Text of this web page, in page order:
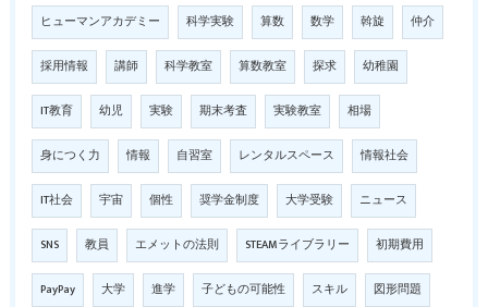
ヒューマンアカデミー 科学実験 算数 数学 斡旋 仲介
採用情報 講師 科学教室 算数教室 探求 幼稚園
IT教育 幼児 実験 期末考査 実験教室 相場
身につく力 情報 自習室 レンタルスペース 情報社会
IT社会 宇宙 個性 奨学金制度 大学受験 ニュース
SNS 教員 エメットの法則 STEAMライブラリー 初期費用
PayPay 大学 進学 子どもの可能性 スキル 図形問題